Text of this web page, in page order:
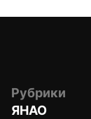
Рубрики
ЯНАО